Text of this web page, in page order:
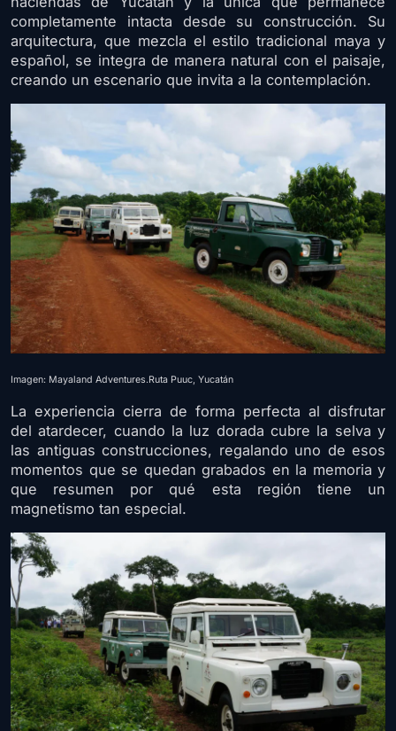
completamente intacta desde su construcción. Su
arquitectura, que mezcla el estilo tradicional maya y
español, se integra de manera natural con el paisaje,
creando un escenario que invita a la contemplación.
Imagen: Mayaland Adventures.Ruta Puuc, Yucatán
La experiencia cierra de forma perfecta al disfrutar
del atardecer, cuando la luz dorada cubre la selva y
las antiguas construcciones, regalando uno de esos
momentos que se quedan grabados en la memoria y
que resumen por qué esta región tiene un
magnetismo tan especial.